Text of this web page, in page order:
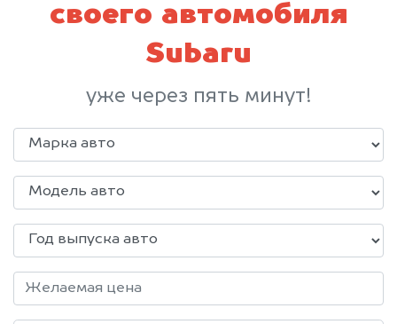
своего автомобиля
Subaru
уже через пять минут!